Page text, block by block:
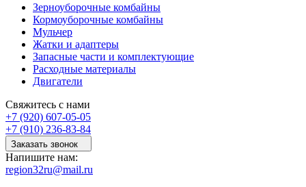
Зерноуборочные комбайны
Кормоуборочные комбайны
Мульчер
Жатки и адаптеры
Запасные части и комплектующие
Расходные материалы
Двигатели
Свяжитесь с нами
+7 (920) 607-05-05
+7 (910) 236-83-84
Заказать звонок
Напишите нам:
region32ru@mail.ru